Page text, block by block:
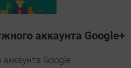
аккаунта Google+
Google